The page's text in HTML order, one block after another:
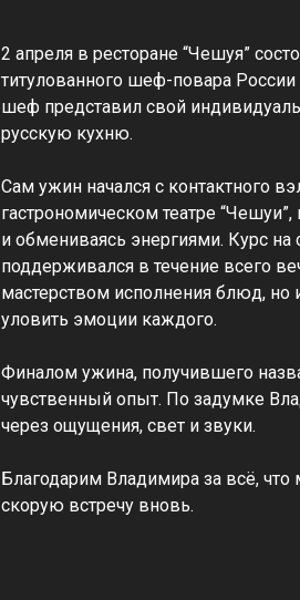
2 апреля в ресторане “Чешуя”
титулованного шеф-повара
шеф представил свой
русскую кухню.
Сам ужин начался с контактного
гастрономическом театре
и обмениваясь энергиями. Курс
поддерживался в течение всего
мастерством исполнения блюд,
уловить эмоции каждого.
Финалом ужина, получившего
чувственный опыт. По задумке
через ощущения, свет и звуки.
Благодарим Владимира за всё,
скорую встречу вновь.